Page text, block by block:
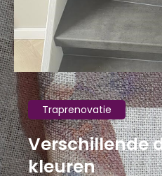
Traprenovatie
Verschillende
kleuren